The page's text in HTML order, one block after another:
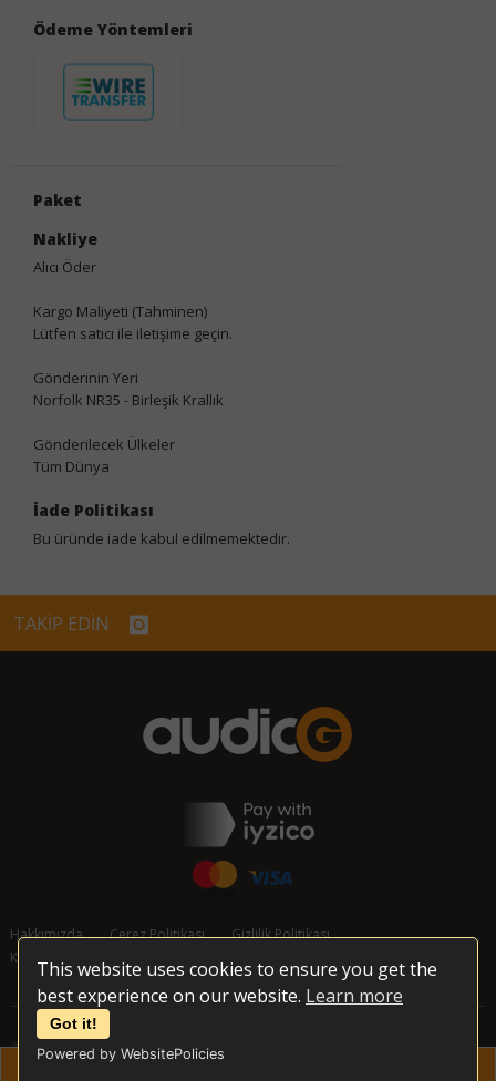
This website uses cookies to ensure you get the
best experience on our website. Learn more
Got it!
Powered by WebsitePolicies
Ödeme Yöntemleri
Paket
Nakliye
Alıcı Öder
Kargo Maliyeti (Tahminen)
Lütfen satıcı ile iletişime geçin.
Gönderinin Yeri
Norfolk NR35 - Birleşik Krallık
Gönderilecek Ülkeler
Tüm Dünya
İade Politikası
Bu üründe iade kabul edilmemektedir.
TAKİP EDİN
Hakkımızda Çerez Politikası
Gizlilik Politikası
Kullanım Koşulları
© 2026 audioG - Tüm Hakları Korunmaktadır